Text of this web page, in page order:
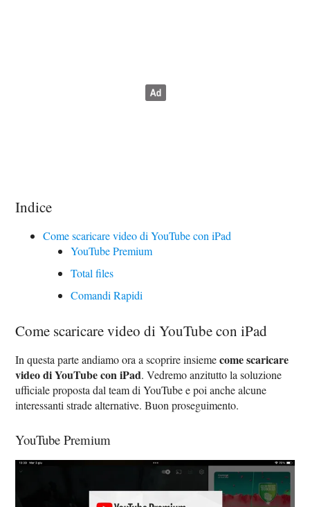
Indice
Come scaricare video di YouTube con iPad
YouTube Premium
Total files
Comandi Rapidi
Come scaricare video di YouTube con iPad
In questa parte andiamo ora a scoprire insiemecome scaricare
video di YouTube con iPad. Vedremo anzitutto la soluzione
ufficiale proposta dal team di YouTube e poi anche alcune
interessanti strade alternative. Buon proseguimento.
YouTube Premium